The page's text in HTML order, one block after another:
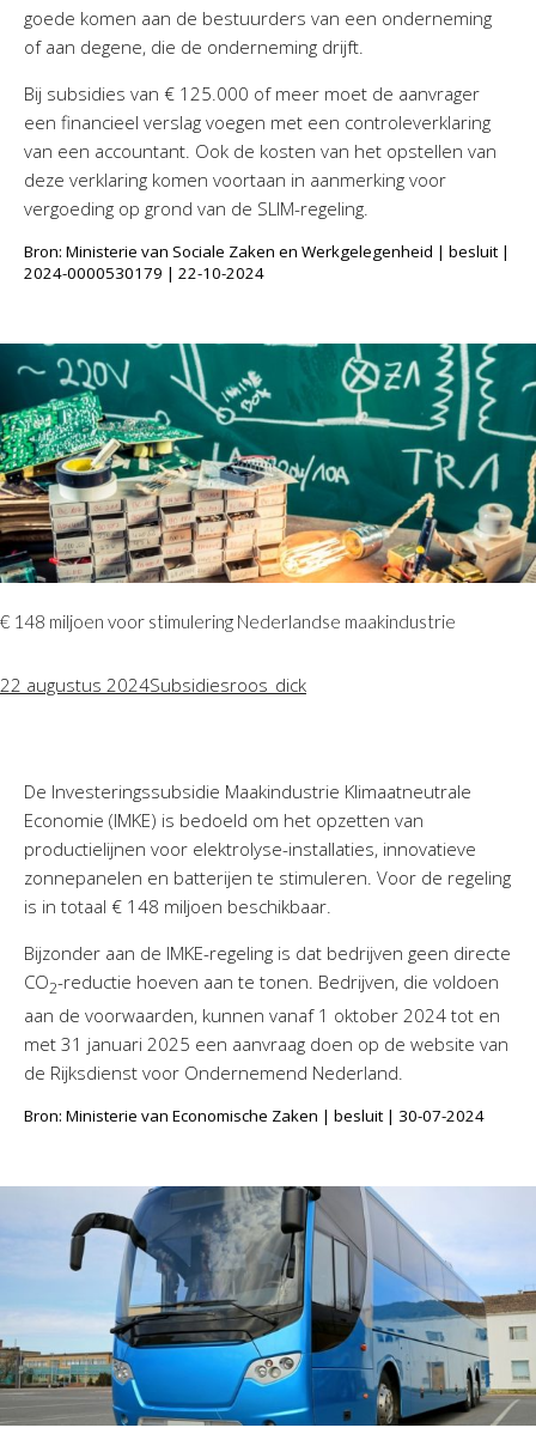
goede komen aan de bestuurders van een onderneming
of aan degene, die de onderneming drijft.
Bij subsidies van € 125.000 of meer moet de aanvrager
een financieel verslag voegen met een controleverklaring
van een accountant. Ook de kosten van het opstellen van
deze verklaring komen voortaan in aanmerking voor
vergoeding op grond van de SLIM-regeling.
Bron: Ministerie van Sociale Zaken en Werkgelegenheid | besluit |
2024-0000530179 | 22-10-2024
€ 148 miljoen voor stimulering Nederlandse maakindustrie
22 augustus 2024Subsidiesroos_dick
De Investeringssubsidie Maakindustrie Klimaatneutrale
Economie (IMKE) is bedoeld om het opzetten van
productielijnen voor elektrolyse-installaties, innovatieve
zonnepanelen en batterijen te stimuleren. Voor de regeling
is in totaal € 148 miljoen beschikbaar.
Bijzonder aan de IMKE-regeling is dat bedrijven geen directe
CO2-reductie hoeven aan te tonen. Bedrijven, die voldoen
aan de voorwaarden, kunnen vanaf 1 oktober 2024 tot en
met 31 januari 2025 een aanvraag doen op de website van
de Rijksdienst voor Ondernemend Nederland.
Bron: Ministerie van Economische Zaken | besluit | 30-07-2024